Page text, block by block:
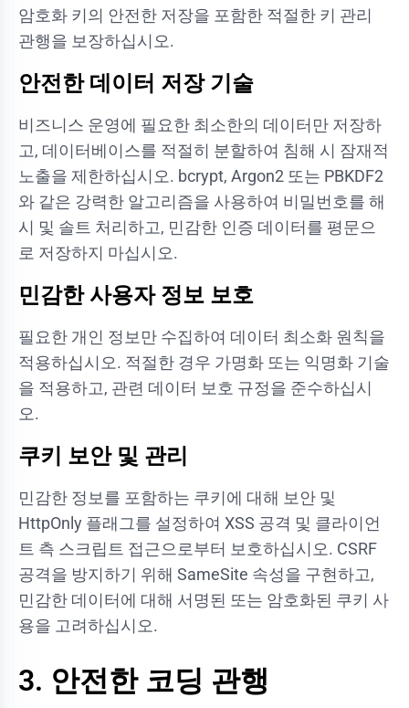
암호화 키의 안전한 저장을 포함한 적절한 키 관리
관행을 보장하십시오.
안전한 데이터 저장 기술
비즈니스 운영에 필요한 최소한의 데이터만 저장하
고, 데이터베이스를 적절히 분할하여 침해 시 잠재적
노출을 제한하십시오. bcrypt, Argon2 또는 PBKDF2
와 같은 강력한 알고리즘을 사용하여 비밀번호를 해
시 및 솔트 처리하고, 민감한 인증 데이터를 평문으
로 저장하지 마십시오.
민감한 사용자 정보 보호
필요한 개인 정보만 수집하여 데이터 최소화 원칙을
적용하십시오. 적절한 경우 가명화 또는 익명화 기술
을 적용하고, 관련 데이터 보호 규정을 준수하십시
오.
쿠키 보안 및 관리
민감한 정보를 포함하는 쿠키에 대해 보안 및
HttpOnly 플래그를 설정하여 XSS 공격 및 클라이언
트 측 스크립트 접근으로부터 보호하십시오. CSRF
공격을 방지하기 위해 SameSite 속성을 구현하고,
민감한 데이터에 대해 서명된 또는 암호화된 쿠키 사
용을 고려하십시오.
3. 안전한 코딩 관행